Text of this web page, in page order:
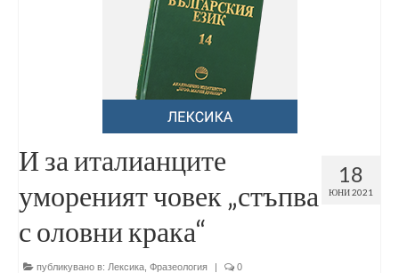
18
ЮНИ 2021
И за италианците
умореният човек „стъпва
с оловни крака“
публикувано в: Лексика Фразеология | 0